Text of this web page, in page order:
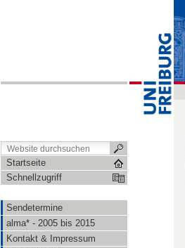
Startseite
Schnellzugriff
Sendetermine
alma* - 2005 bis 2015
Kontakt & Impressum